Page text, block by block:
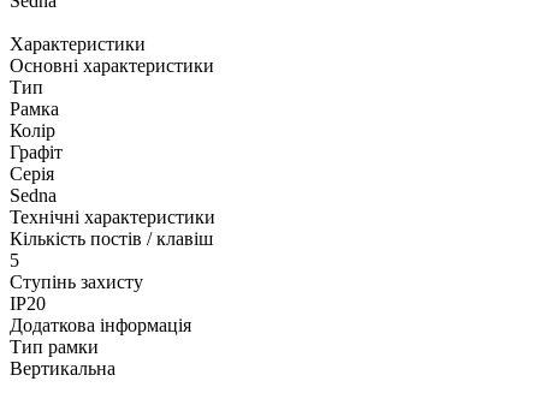
Характеристики
Основні характеристики
Тип
Рамка
Колір
Графіт
Серія
Sedna
Технічні характеристики
Кількість постів / клавіш
5
Ступінь захисту
IP20
Додаткова інформація
Тип рамки
Вертикальна